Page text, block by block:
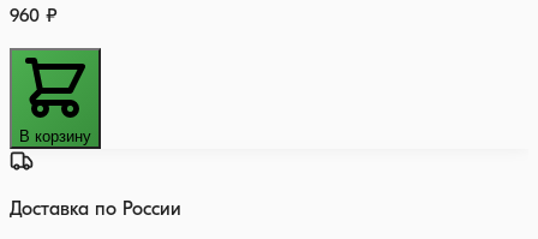
960 ₽
В корзину
Доставка по России